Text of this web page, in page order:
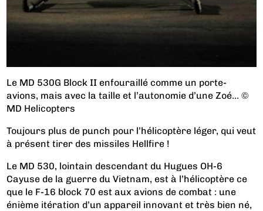
Le MD 530G Block II enfouraillé comme un porte-
avions, mais avec la taille et l’autonomie d’une Zoé… ©
MD Helicopters
Toujours plus de punch pour l’hélicoptère léger, qui veut
à présent tirer des missiles Hellfire !
Le MD 530, lointain descendant du Hugues OH-6
Cayuse de la guerre du Vietnam, est à l’hélicoptère ce
que le F-16 block 70 est aux avions de combat : une
énième itération d’un appareil innovant et très bien né,